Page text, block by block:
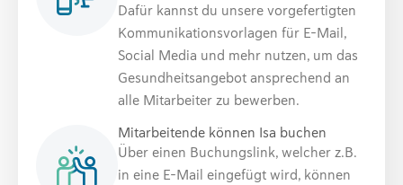
Dafür kannst du unsere vorgefertigten
Kommunikationsvorlagen für E-Mail,
Social Media und mehr nutzen, um das
Gesundheitsangebot ansprechend an
alle Mitarbeiter zu bewerben.
Mitarbeitende können Isa buchen
Über einen Buchungslink, welcher z.B.
in eine E-Mail eingefügt wird, können